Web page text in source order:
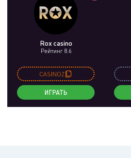
Rox casino
Рейтинг 8.6
CASINOZ
ИГРАТЬ